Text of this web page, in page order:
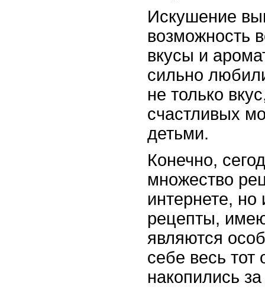
Искушение
возможность
вкусы и
сильно
не только
счастливых
детьми.
Конечно,
множество
интернете,
рецепты,
являются
себе весь тот
накопились